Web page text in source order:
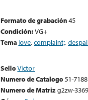
Formato de grabación45
Condición:VG+
Tema love,complaint;,
SelloVictor
Numero de Catalogo51-7188
Numero de Matrizg2zw-3369